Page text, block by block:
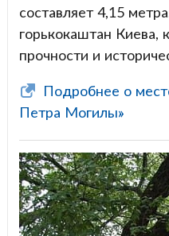
составляет 4,15
горькокаштан Киева,
прочности и
Подробнее о
Петра Могилы»